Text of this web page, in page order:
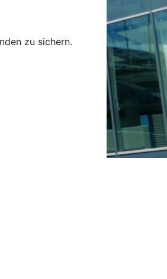
zu sichern.